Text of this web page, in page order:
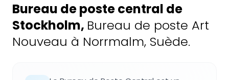
Bureau de poste central de
Stockholm, Bureau de poste Art
Nouveau à Norrmalm, Suède.